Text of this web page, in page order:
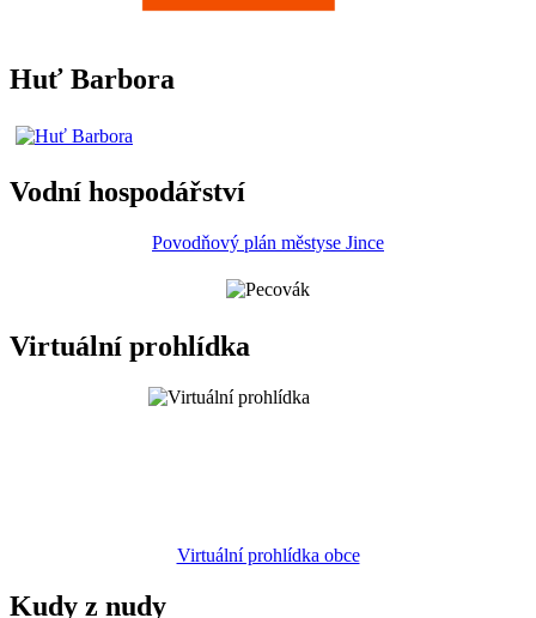
Huť Barbora
Vodní hospodářství
Povodňový plán městyse Jince
Virtuální prohlídka
Virtuální prohlídka obce
Kudy z nudy